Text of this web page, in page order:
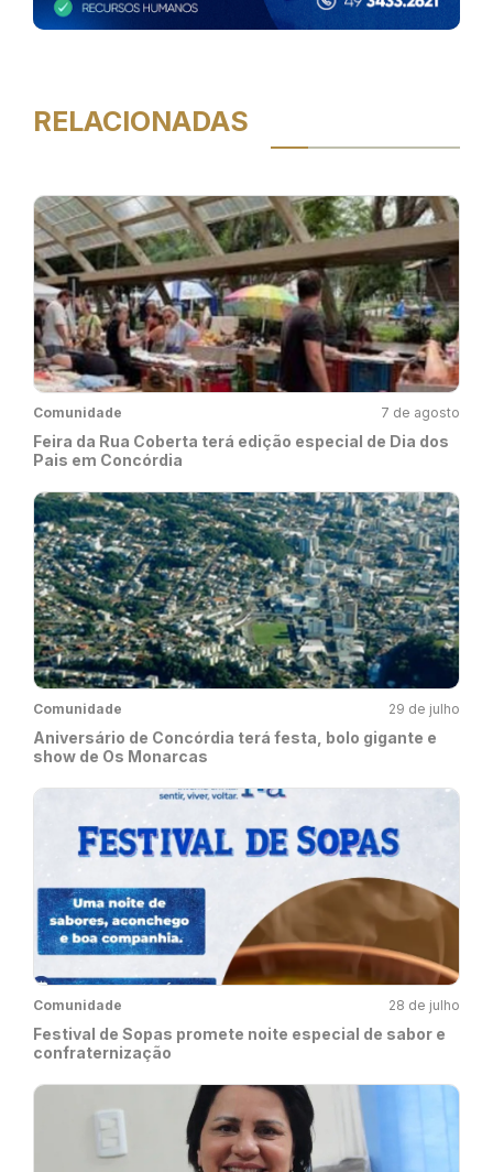
RELACIONADAS
Comunidade 7 de agosto
Feira da Rua Coberta terá edição especial de Dia dos
Pais em Concórdia
Comunidade 29 de julho
Aniversário de Concórdia terá festa, bolo gigante e
show de Os Monarcas
Comunidade 28 de julho
Festival de Sopas promete noite especial de sabor e
confraternização